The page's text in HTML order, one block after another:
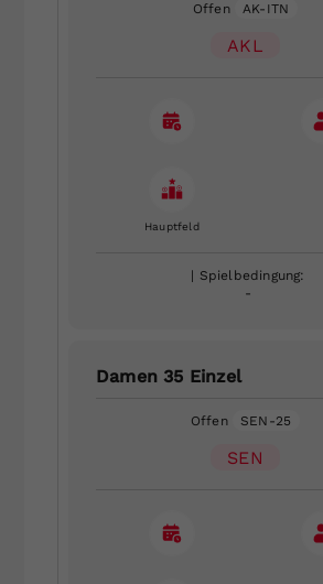
Offen AK-ITN
AKL
Hauptfeld
| Spielbedingung:
-
Damen 35 Einzel
Offen SEN-25
SEN